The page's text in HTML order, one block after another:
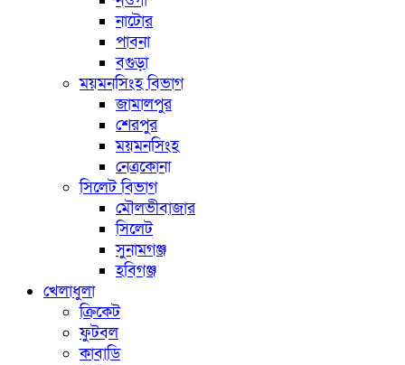
নাটোর
পাবনা
বগুড়া
ময়মনসিংহ বিভাগ
জামালপুর
শেরপুর
ময়মনসিংহ
নেত্রকোনা
সিলেট বিভাগ
মৌলভীবাজার
সিলেট
সুনামগঞ্জ
হবিগঞ্জ
খেলাধুলা
ক্রিকেট
ফুটবল
কাবাডি